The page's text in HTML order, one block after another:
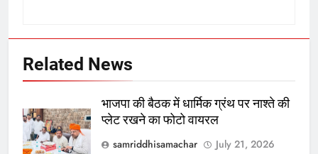
Related News
भाजपा की बैठक में धार्मिक ग्रंथ पर नाश्ते की
प्लेट रखने का फोटो वायरल
samriddhisamachar
July 21, 2026